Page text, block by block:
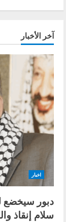
آخر الأخبار
اخبار
دبور سيخضع
سلام إنقاذ